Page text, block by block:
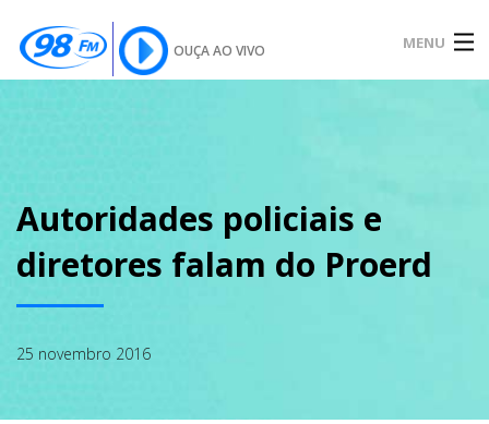
OUÇA AO VIVO MENU
SOBRE
Autoridades policiais e
diretores falam do Proerd
25 novembro 2016